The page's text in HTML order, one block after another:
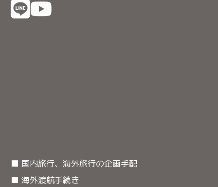
■ 国内旅行、海外旅行の企画手配
■ 海外渡航手続き